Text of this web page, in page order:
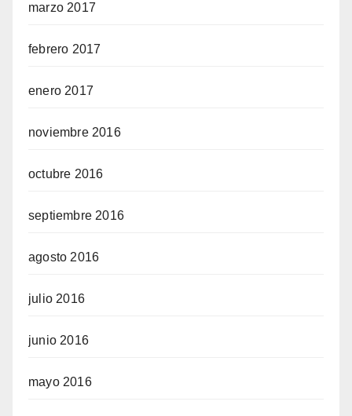
marzo 2017
febrero 2017
enero 2017
noviembre 2016
octubre 2016
septiembre 2016
agosto 2016
julio 2016
junio 2016
mayo 2016